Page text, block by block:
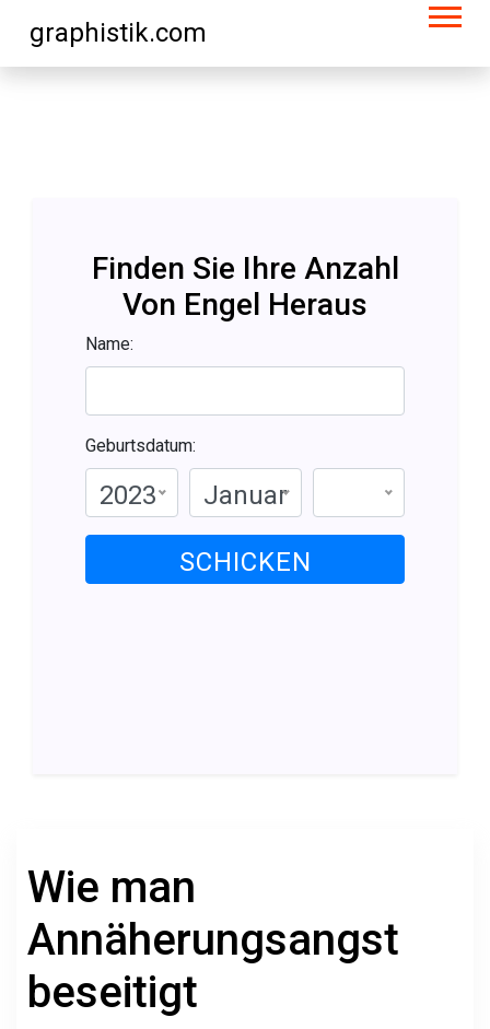
graphistik.com
Finden Sie Ihre Anzahl
Von Engel Heraus
Name:
Geburtsdatum:
2023 Januar
SCHICKEN
Wie man
Annäherungsangst
beseitigt